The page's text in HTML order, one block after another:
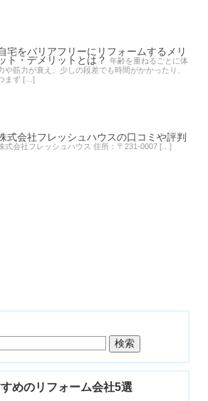
宅をバリアフリーにリフォームするメリ
ト・デメリットとは？ 年齢を重ねるごとに体
や筋力が衰え、少しの段差でも時間がかかったり、
まず […]
式会社フレッシュハウスの口コミや評判
式会社フレッシュハウス 住所：〒231-0007 […]
すめのリフォーム会社5選